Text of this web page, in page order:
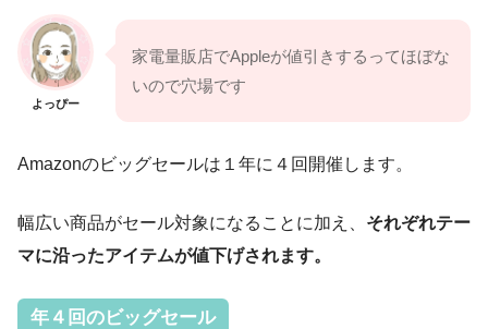
よっぴー
家電量販店でAppleが値引きするってほぼな
いので穴場です
Amazonのビッグセールは１年に４回開催します。
幅広い商品がセール対象になることに加え、 それぞれテー
マに沿ったアイテムが値下げされます。
年４回のビッグセール